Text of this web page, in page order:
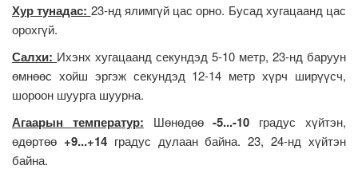
Хур тунадас: 23-нд ялимгүй цас орно. Бусад хугацаанд цас
орохгүй.
Салхи: Ихэнх хугацаанд секундэд 5-10 метр, 23-нд баруун
өмнөөс хойш эргэж секундэд 12-14 метр хүрч ширүүсч,
шороон шуурга шуурна.
Агаарын температур: Шөнөдөө-5...-10 градус хүйтэн,
өдөртөө +9...+14 градус дулаан байна. 23, 24-нд хүйтэн
байна.